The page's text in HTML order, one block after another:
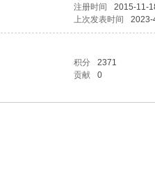
注册时间
2015-11-
上次发表时间 2023-
积分
2371
贡献 0